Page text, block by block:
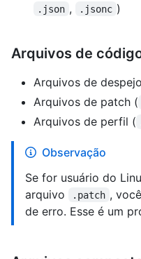
.json , .jsonc )
Arquivos de
Arquivos de
Arquivos de patch (
Arquivos de perfil (
Observação
Se for usuário do
arquivo
.patch ,
de erro. Esse é um